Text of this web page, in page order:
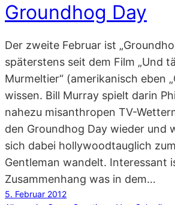
Groundhog Day
Der zweite Februar ist
späterstens seit dem Film „Und
Murmeltier“ (amerikanisch eben
wissen. Bill Murray spielt darin
nahezu misanthropen TV-
den Groundhog Day wieder und
sich dabei hollywoodtauglich
Gentleman wandelt. Interessant
Zusammenhang was in dem…
5. Februar 2012